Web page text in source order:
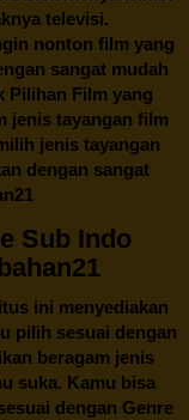
televisi.
nonton film yang
sangat mudah
Pilihan Film yang
jenis tayangan film
jenis tayangan
dengan sangat
Sub Indo
ini menyediakan
pilih sesuai dengan
beragam jenis
suka. Kamu bisa
dengan Genre